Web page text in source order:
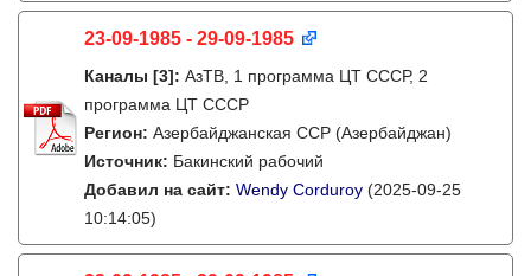
23-09-1985 - 29-09-1985
Каналы [3]: АзТВ, 1 программа ЦТ СССР, 2
программа ЦТ СССР
Регион: Азербайджанская ССР (Азербайджан)
Источник: Бакинский рабочий
Добавил на сайт: Wendy Corduroy (2025-09-25
10:14:05)